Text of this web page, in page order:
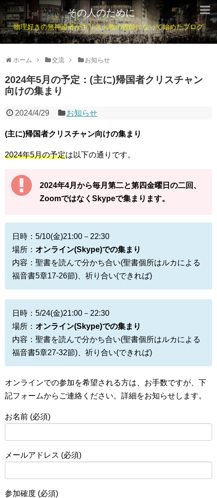
その人のために
物理好きの無神論者がキリスト教の牧師になって始めたブログ
ホーム 交流 お知らせ
2024年5月の予定：(主に)帰国者クリスチャン
向けの集まり
2024/4/29 お知らせ
(主に)帰国者クリスチャン向けの集まり
2024年5月の予定は以下の通りです。
2024年4月から毎月第二と第四金曜日の二回、
ZoomではなくSkypeで集まります。
日時：5/10(金)21:00－22:30
場所： オンライン(Skype)での集まり
内容：聖書を読んで分かち合い(聖書個所はルカによる
福音書5章17-26節)、祈り合い(できれば)
日時：5/24(金)21:00－22:30
場所： オンライン(Skype)での集まり
内容：聖書を読んで分かち合い(聖書個所はルカによる
福音書5章27-32節)、祈り合い(できれば)
オンラインでの参加を希望される方は、お手数ですが、下
記フォームからご連絡ください。詳細をお知らせします。
お名前 (必須)
メールアドレス (必須)
参加確度 (必須)